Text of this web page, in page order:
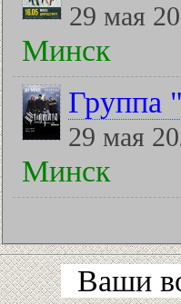
29 мая
Минск
Группа
29 мая
Минск
Ваши